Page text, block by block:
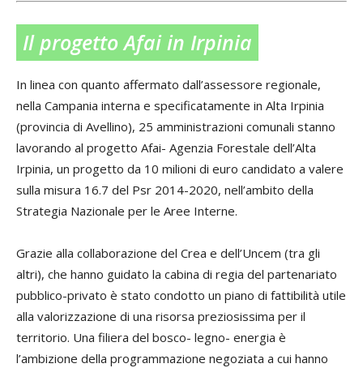
Il progetto Afai in Irpinia
In linea con quanto affermato dall’assessore regionale,
nella Campania interna e specificatamente in Alta Irpinia
(provincia di Avellino), 25 amministrazioni comunali stanno
lavorando al progetto Afai- Agenzia Forestale dell’Alta
Irpinia, un progetto da 10 milioni di euro candidato a valere
sulla misura 16.7 del Psr 2014-2020, nell’ambito della
Strategia Nazionale per le Aree Interne.
Grazie alla collaborazione del Crea e dell’Uncem (tra gli
altri), che hanno guidato la cabina di regia del partenariato
pubblico-privato è stato condotto un piano di fattibilità utile
alla valorizzazione di una risorsa preziosissima per il
territorio. Una filiera del bosco- legno- energia è
l’ambizione della programmazione negoziata a cui hanno